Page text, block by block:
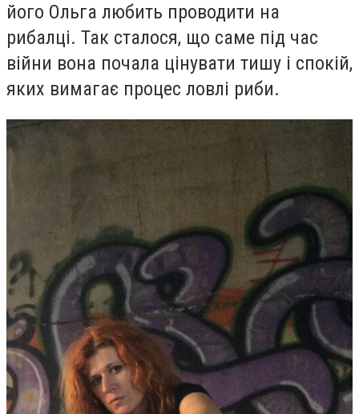
його Ольга любить проводити на
рибалці. Так сталося, що саме під час
війни вона почала цінувати тишу і спокій,
яких вимагає процес ловлі риби.